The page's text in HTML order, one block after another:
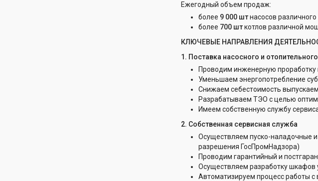
Ежегодный объем продаж:
более 9 000 штнасосов
более 700 шткотлов различной
КЛЮЧЕВЫЕ НАПРАВЛЕНИЯ
1. Поставка насосного и
Проводим инженерную проработку
Уменьшаем энергопотребление
Снижаем себестоимость
Разрабатываем ТЭО с целью
Имеем собственную службу
2. Собственная сервисная служба
Осуществляем пуско-наладочные
разрешения ГосПромНадзора)
Проводим гарантийный и
Осуществляем разработку шкафов
Автоматизируем процесс работы с